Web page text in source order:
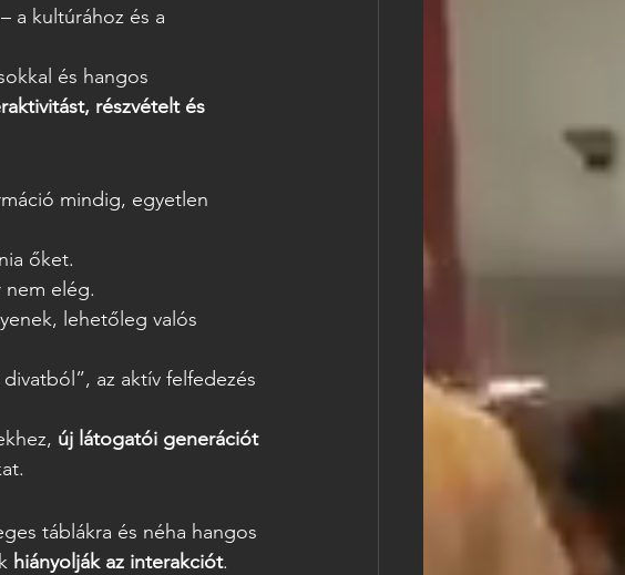
a kultúrához és a
és hangos
részvételt és
mindig, egyetlen
őket.
nem elég.
lehetőleg valós
az aktív felfedezés
új látogatói generációt
táblákra és néha hangos
hiányolják az interakciót.